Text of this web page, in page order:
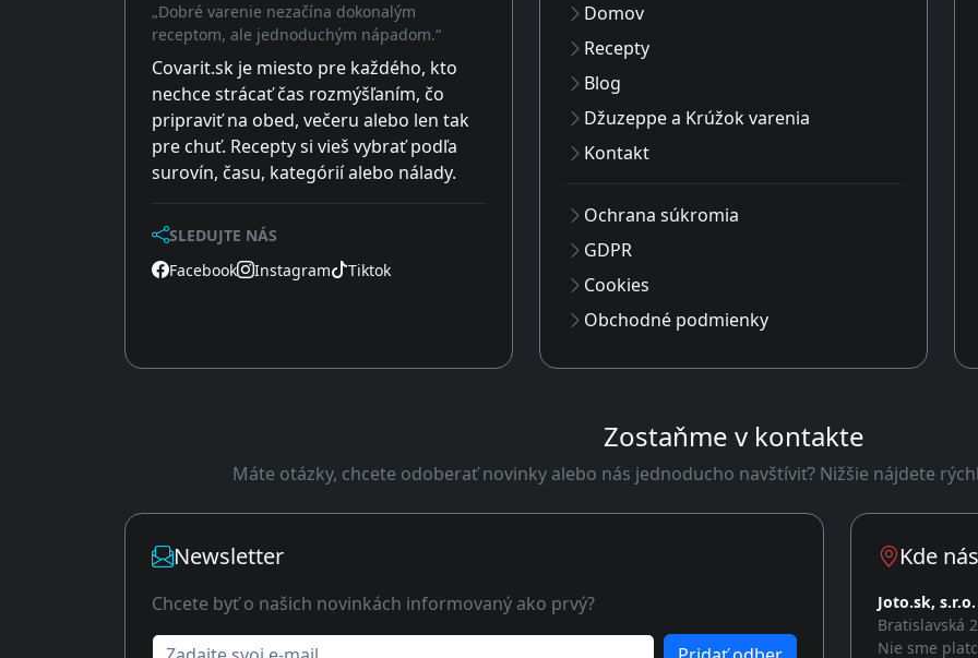
„Dobré varenie nezačína dokonalým
receptom, ale jednoduchým nápadom.“
Covarit.sk je miesto pre každého, kto
nechce strácať čas rozmýšľaním, čo
pripraviť na obed, večeru alebo len tak
pre chuť. Recepty si vieš vybrať podľa
surovín, času, kategórií alebo nálady.
SLEDUJTE NÁS
Facebook
Instagram Tiktok
Domov
Recepty
Blog
Džuzeppe a Krúžok varenia
Kontakt
Ochrana súkromia
GDPR
Cookies
Obchodné podmienky
Zostaňme v kontakte
Máte otázky, chcete odoberať novinky alebo nás jednoducho navštíviť? Nižšie nájdete
Newsletter
Chcete byť o našich novinkách informovaný ako prvý?
Zadajte svoj e-mail
Kde
Joto.sk, s.r.o.
Bratislavská
Nie sme